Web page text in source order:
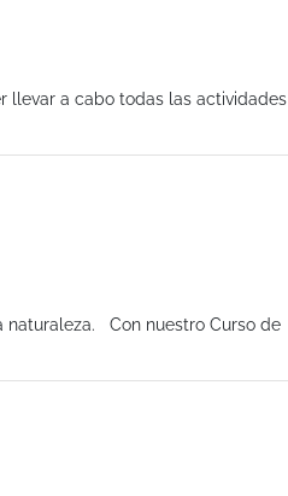
llevar a cabo todas las actividades
naturaleza. Con nuestro Curso de